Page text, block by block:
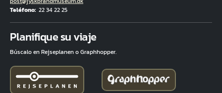
Teléfono 22 34 22 25
Planifique su viaje
Búscalo en Rejseplanen o Graphhopper.